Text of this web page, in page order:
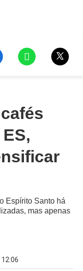
Espírito Santo há
mas apenas